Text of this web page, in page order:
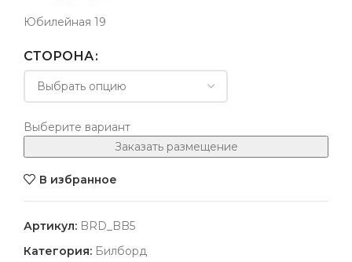
Юбилейная 19
СТОРОНА
Выберите вариант
Заказать размещение
В избранное
Артикул: BRD_BB5
Категория: Билборд